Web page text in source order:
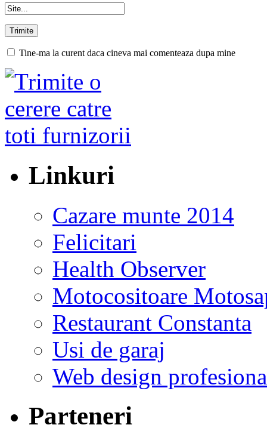
Tine-ma la curent daca cineva mai comenteaza dupa mine
Linkuri
Cazare munte 2014
Felicitari
Health Observer
Motocositoare
Restaurant Constanta
Usi de garaj
Web design
Parteneri